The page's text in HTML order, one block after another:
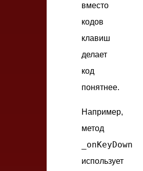
вместо
кодов
клавиш
делает
код
понятнее.
Например,
метод
_onKeyDown
использует